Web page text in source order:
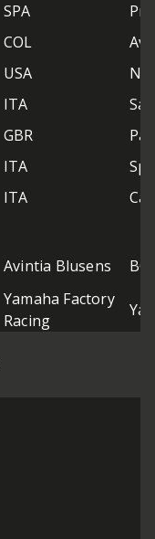
SPA
COL
USA
ITA
GBR
ITA
ITA
Avintia Blusens
Yamaha Factory
Racing